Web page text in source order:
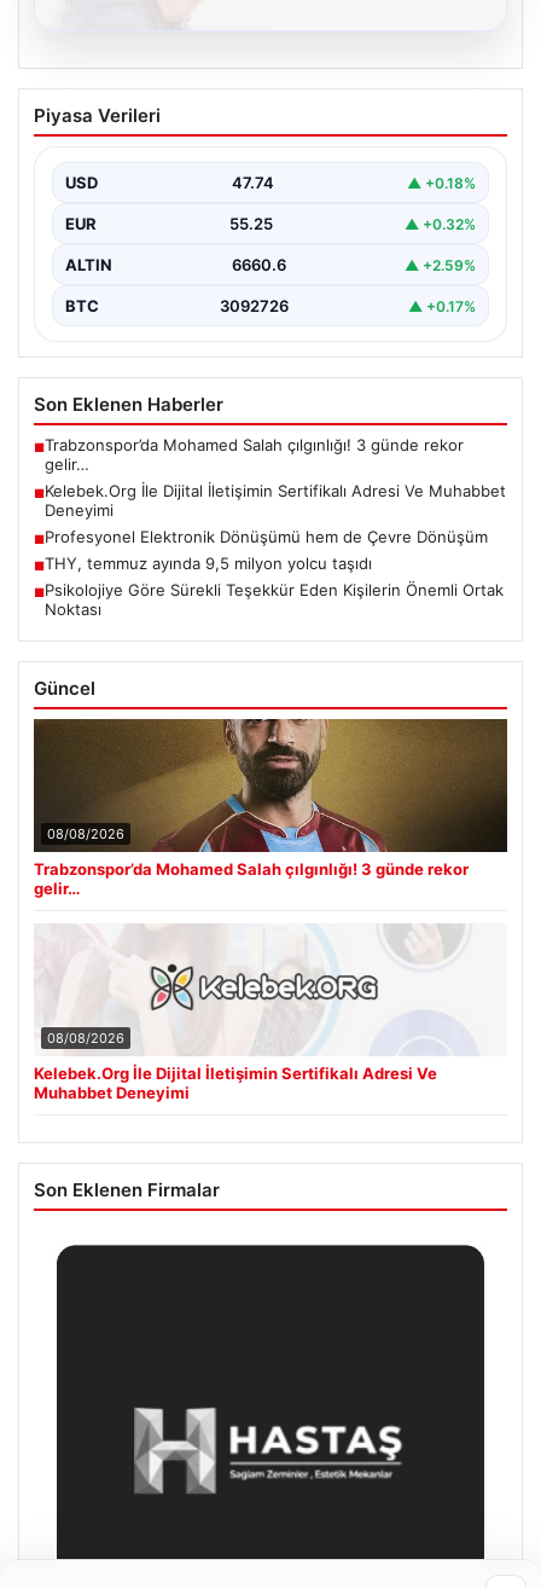
08.08.2026
Kelebek.Org İle Dijital İletişimin
Sertifikalı Adresi Ve Muhabbet
Sanal ortamında insanların kaliteli bir şekilde bağlantı
olarak…
Piyasa Verileri
USD 47.74 ▲ +0.18%
EUR 55.25 ▲ +0.32%
ALTIN 6660.6 ▲ +2.59%
BTC 3092726 ▲ +0.17%
Son Eklenen Haberler
■Trabzonspor’da Mohamed Salah çılgınlığı! 3 günde rekor
gelir…
■Kelebek.Org İle Dijital İletişimin Sertifikalı Adresi Ve Muhabbet
Deneyimi
■Profesyonel Elektronik Dönüşümü hem de Çevre Dönüşüm
■THY, temmuz ayında 9,5 milyon yolcu taşıdı
■Psikolojiye Göre Sürekli Teşekkür Eden Kişilerin Önemli Ortak
Noktası
Güncel
08/08/2026
Trabzonspor’da Mohamed Salah çılgınlığı! 3 günde rekor
gelir…
08/08/2026
Kelebek.Org İle Dijital İletişimin Sertifikalı Adresi Ve
Muhabbet Deneyimi
Son Eklenen Firmalar